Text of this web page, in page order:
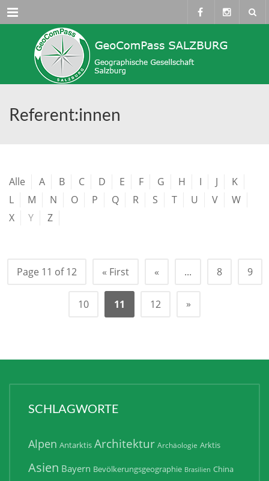
Menü
Referent:innen
Alle A B C D E F G H I J
K
L
M N O P Q R S T U V
W
X
Y Z
Page 11 of 12 « First « ... 8 9
10 11 12 »
SCHLAGWORTE
Alpen Antarktis Architektur Archäologie Arktis
Asien Bayern Bevölkerungsgeographie Brasilien China